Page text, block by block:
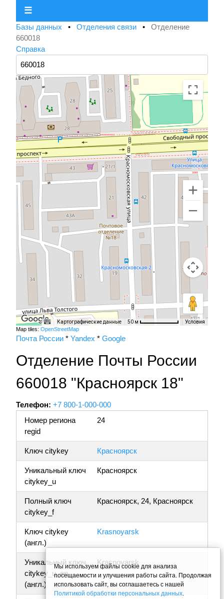
☰
Базы данных • Отделения связи • Отделение
660018
Справка
Картографические данные 50 м Условия
Map tiles: OpenStreetMap
Почта России * Yandex * Google
Отделение Почты России
660018 "Красноярск 18"
Телефон: +7 800-1-000-000
Номер региона
regid
24
Ключ citykey Красноярск
Уникальный ключ
citykey_u
Красноярск
Полный ключ
citykey_f
Красноярск, 24, Красноярск
Ключ citykey
(англ.)
Krasnoyarsk
Уникальный ключ
citykey_u_en
(англ.)
Krasnoyarsk
Мы используем файлы cookie для анализа
посещаемости и улучшения работы сайта. Продолжая
использовать сайт, вы соглашаетесь с нашей
Политикой обработки персональных данных.